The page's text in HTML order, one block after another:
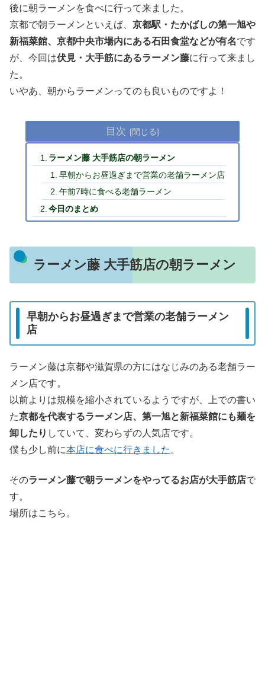
後に朝ラーメンを食べに行って来ました。
京都で朝ラーメンといえば、 京都駅・たかばしの第一旭や
新福菜館、京都中央市場内にある石田食堂などが有名です
が、今回は伏見・大手筋にあるラーメン藤に行って来まし
た。
いやあ、朝からラーメンってのも良いものですよ！
目次
ラーメン藤 大手筋店の朝ラーメン
早朝からお昼過ぎまで営業の老舗ラーメン店
午前7時に食べる老舗ラーメン
今日のまとめ
ラーメン藤 大手筋店の朝ラーメン
早朝からお昼過ぎまで営業の老舗ラーメン
店
ラーメン藤は京都や滋賀県の方にはなじみのある老舗ラー
メン店です。
以前よりは規模を縮小されているようですが、上での書い
た京都を代表するラーメン店、第一旭と新福菜館にも麺を
卸したり していて、変わらずの人気店です。
僕も少し前に本店に食べに行きました 。
そのラーメン藤で朝ラーメンをやってるお店が大手筋店で
す。
場所はこちら。